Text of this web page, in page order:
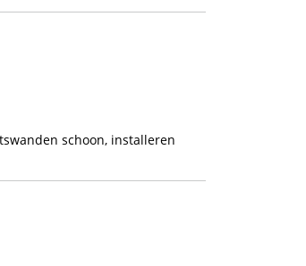
schoon, installeren